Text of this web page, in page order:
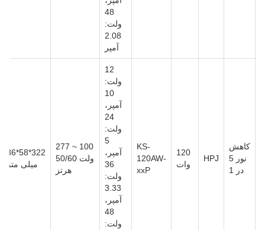
48
ولت:
2.08
آمپر
کاهش
نور 5
در 1
HPJ
120
وات
KS-
120AW-
xxP
12
ولت:
10
آمپر،
24
ولت:
5
آمپر،
36
ولت:
3.33
آمپر،
48
ولت:
100 ~ 277
ولت 50/60
هرتز
322*58*36
میلی متر